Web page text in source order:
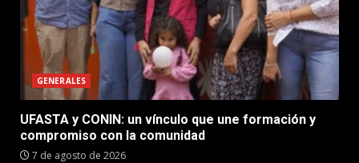
GENERALES
UFASTA y CONIN: un vínculo que une formación y
compromiso con la comunidad
7 de agosto de 2026